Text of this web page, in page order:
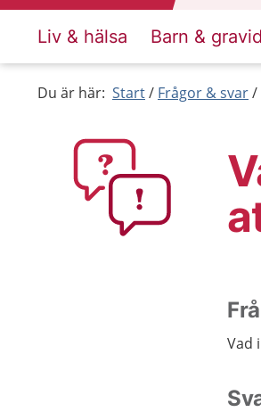
Liv & hälsa Barn & gravid
Du är här: Start Frågor & svar
Vad